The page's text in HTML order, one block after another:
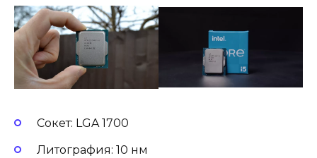
Сокет: LGA 1700
Литография: 10 нм